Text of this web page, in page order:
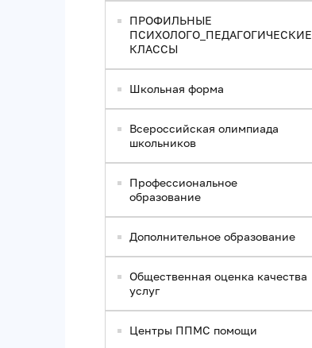
ПРОФИЛЬНЫЕ
ПСИХОЛОГО_ПЕДАГОГИЧЕСКИЕ
КЛАССЫ
Школьная форма
Всероссийская олимпиада
школьников
Профессиональное
образование
Дополнительное образование
Общественная оценка качества
услуг
Центры ППМС помощи